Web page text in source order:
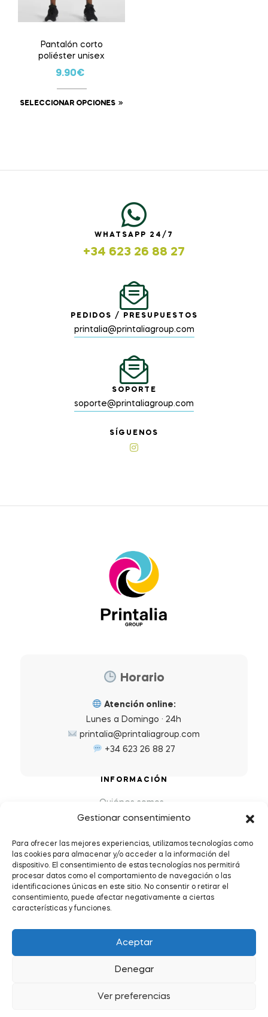
Gestionar consentimiento
Para ofrecer las mejores experiencias, utilizamos tecnologías como
las cookies para almacenar y/o acceder a la información del
dispositivo. El consentimiento de estas tecnologías nos permitirá
procesar datos como el comportamiento de navegación o las
identificaciones únicas en este sitio. No consentir o retirar el
consentimiento, puede afectar negativamente a ciertas
características y funciones.
Aceptar
Denegar
Ver preferencias
Pantalón corto
poliéster unisex
9.90€
SELECCIONAR OPCIONES
WHATSAPP 24/7
+34 623 26 88 27
PEDIDOS / PRESUPUESTOS
printalia@printaliagroup.com
SOPORTE
soporte@printaliagroup.com
SÍGUENOS
Horario
Atención online:
Lunes a Domingo · 24h
printalia@printaliagroup.com
+34 623 26 88 27
INFORMACIÓN
Quiénes somos
Preguntas Frecuentes (FAQs)
Política de Devoluciones y Reembolsos
Envíos y plazos de entrega
Política de Privacidad y Cookies
Condiciones de servicio